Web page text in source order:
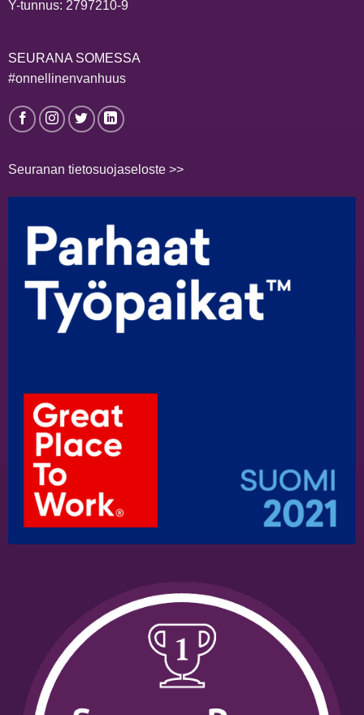
Y-tunnus: 2797210-9
SEURANA SOMESSA
#onnellinenvanhuus
Seuranan tietosuojaseloste >>